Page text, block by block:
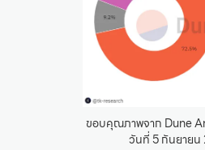
ขอบคุณภาพจาก Dune
วันที่ 5 กันยายน